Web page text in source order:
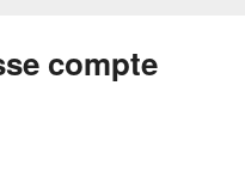
compte